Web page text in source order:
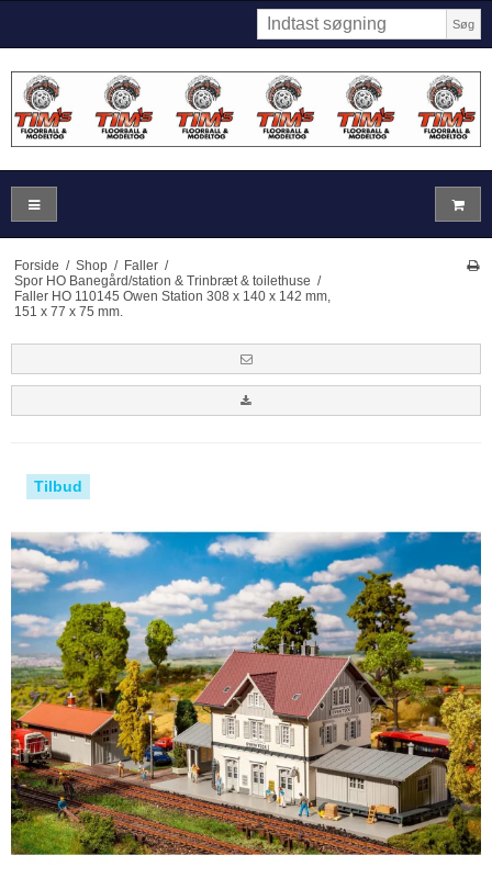
Søg
Forside / Shop / Faller /
Spor HO Banegård/station & Trinbræt & toilethuse /
Faller HO 110145 Owen Station 308 x 140 x 142 mm,
151 x 77 x 75 mm.
Tilbud